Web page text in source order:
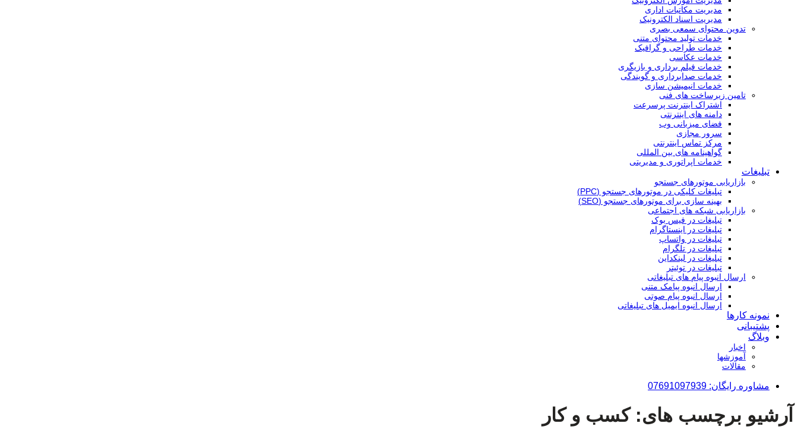
مدیریت مکاتبات اداری
مدیریت اسناد الکترونیک
تدوین محتوای سمعی بصری
خدمات تولید محتوای متنی
خدمات طراحی و گرافیک
خدمات عکاسی
خدمات فیلم برداری و بازیگری
خدمات صدابرداری و گویندگی
خدمات انیمیشن سازی
تامین زیرساخت های فنی
اشتراک اینترنت پرسرعت
دامنه های اینترنتی
فضای میزبانی وب
سرور مجازی
مرکز تماس اینترنتی
گواهینامه های بین المللی
خدمات اپراتوری و مدیریتی
تبلیغات
بازاریابی موتورهای جستجو
تبلیغات کلیکی در موتورهای جستجو (PPC)
بهینه سازی برای موتورهای جستجو (SEO)
بازاریابی شبکه های اجتماعی
تبلیغات در فیس بوک
تبلیغات در اینستاگرام
تبلیغات در واتساپ
تبلیغات در تلگرام
تبلیغات در لینکداین
تبلیغات در توئیتر
ارسال انبوه پیام های تبلیغاتی
ارسال انبوه پیامک متنی
ارسال انبوه پیام صوتی
ارسال انبوه ایمیل های تبلیغاتی
نمونه کارها
پشتیبانی
وبلاگ
اخبار
آموزشها
مقالات
مشاوره رایگان: 07691097939
آرشیو برچسب های:کسب و کار